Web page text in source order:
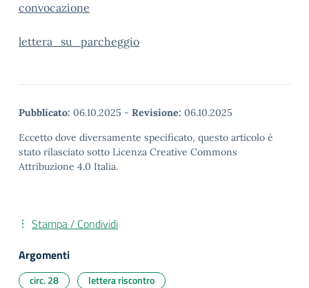
convocazione
lettera_su_parcheggio
Pubblicato: 06.10.2025 - Revisione: 06.10.2025
Eccetto dove diversamente specificato, questo articolo è
stato rilasciato sotto Licenza Creative Commons
Attribuzione 4.0 Italia.
Stampa / Condividi
Argomenti
circ. 28 lettera riscontro